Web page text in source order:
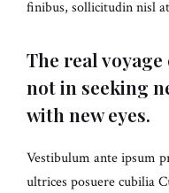
finibus, sollicitudin nisl
The real
not in seeking
with new eyes.
Vestibulum ante ipsum
ultrices posuere cubilia